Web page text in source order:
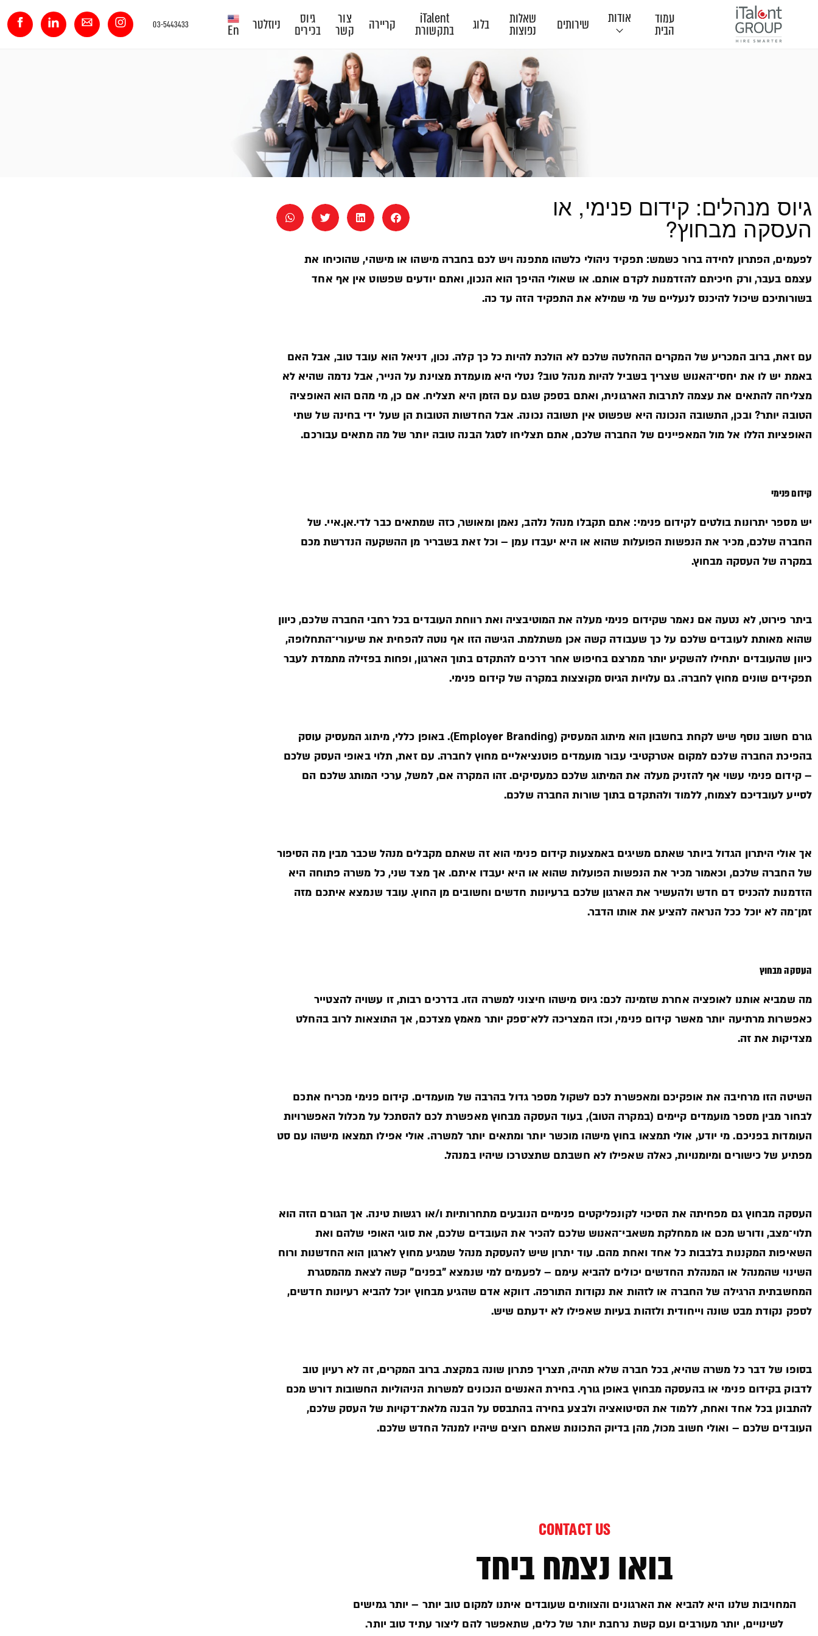
עמוד
הבית
אודות שירותים שאלות
נפוצות בלוג iTalent
בתקשורת קריירה צור
קשר
גיוס
בכירים ניוזלטר En
03-5443433
גיוס מנהלים: קידום פנימי, או
העסקה מבחוץ?
לפעמים, הפתרון לחידה ברור כשמש: תפקיד ניהולי כלשהו מתפנה ויש לכם בחברה מישהו או מישהי, שהוכיחו את
עצמם בעבר, ורק חיכיתם להזדמנות לקדם אותם. או שאולי ההיפך הוא הנכון, ואתם יודעים שפשוט אין אף אחד
בשורותיכם שיכול להיכנס לנעליים של מי שמילא את התפקיד הזה עד כה.
עם זאת, ברוב המכריע של המקרים ההחלטה שלכם לא הולכת להיות כל כך קלה. נכון, דניאל הוא עובד טוב, אבל האם
באמת יש לו את יחסי־האנוש שצריך בשביל להיות מנהל טוב? נטלי היא מועמדת מצוינת על הנייר, אבל נדמה שהיא לא
מצליחה להתאים את עצמה לתרבות הארגונית, ואתם בספק שגם עם הזמן היא תצליח. אם כן, מי מהם הוא האופציה
הטובה יותר? ובכן, התשובה הנכונה היא שפשוט אין תשובה נכונה. אבל החדשות הטובות הן שעל ידי בחינה של שתי
האופציות הללו אל מול המאפיינים של החברה שלכם, אתם תצליחו לסגל הבנה טובה יותר של מה מתאים עבורכם.
קידום פנימי
יש מספר יתרונות בולטים לקידום פנימי: אתם תקבלו מנהל נלהב, נאמן ומאושר, כזה שמתאים כבר לדי.אן.איי. של
החברה שלכם, מכיר את הנפשות הפועלות שהוא או היא יעבדו עמן – וכל זאת בשבריר מן ההשקעה הנדרשת מכם
במקרה של העסקה מבחוץ.
ביתר פירוט, לא נטעה אם נאמר שקידום פנימי מעלה את המוטיבציה ואת רווחת העובדים בכל רחבי החברה שלכם, כיוון
שהוא מאותת לעובדים שלכם על כך שעבודה קשה אכן משתלמת. הגישה הזו אף נוטה להפחית את שיעורי־התחלופה,
כיוון שהעובדים יתחילו להשקיע יותר ממרצם בחיפוש אחר דרכים להתקדם בתוך הארגון, ופחות בפזילה מתמדת לעבר
תפקידים שונים מחוץ לחברה. גם עלויות הגיוס מקוצצות במקרה של קידום פנימי.
גורם חשוב נוסף שיש לקחת בחשבון הוא מיתוג המעסיק (Employer Branding). באופן כללי, מיתוג המעסיק עוסק
בהפיכת החברה שלכם למקום אטרקטיבי עבור מועמדים פוטנציאליים מחוץ לחברה. עם זאת, תלוי באופי העסק שלכם
– קידום פנימי עשוי אף להזניק מעלה את המיתוג שלכם כמעסיקים. זהו המקרה אם, למשל, ערכי המותג שלכם הם
לסייע לעובדיכם לצמוח, ללמוד ולהתקדם בתוך שורות החברה שלכם.
אך אולי היתרון הגדול ביותר שאתם משיגים באמצעות קידום פנימי הוא זה שאתם מקבלים מנהל שכבר מבין מה הסיפור
של החברה שלכם, וכאמור מכיר את הנפשות הפועלות שהוא או היא יעבדו איתם. אך מצד שני, כל משרה פתוחה היא
הזדמנות להכניס דם חדש ולהעשיר את הארגון שלכם ברעיונות חדשים וחשובים מן החוץ. עובד שנמצא איתכם מזה
זמן־מה לא יוכל ככל הנראה להציע את אותו הדבר.
העסקה מבחוץ
מה שמביא אותנו לאופציה אחרת שזמינה לכם: גיוס מישהו חיצוני למשרה הזו. בדרכים רבות, זו עשויה להצטייר
כאפשרות מרתיעה יותר מאשר קידום פנימי, וכזו המצריכה ללא־ספק יותר מאמץ מצדכם, אך התוצאות לרוב בהחלט
מצדיקות את זה.
השיטה הזו מרחיבה את אופקיכם ומאפשרת לכם לשקול מספר גדול בהרבה של מועמדים. קידום פנימי מכריח אתכם
לבחור מבין מספר מועמדים קיימים (במקרה הטוב), בעוד העסקה מבחוץ מאפשרת לכם להסתכל על מכלול האפשרויות
העומדות בפניכם. מי יודע, אולי תמצאו בחוץ מישהו מוכשר יותר ומתאים יותר למשרה. אולי אפילו תמצאו מישהו עם סט
מפתיע של כישורים ומיומנויות, כאלה שאפילו לא חשבתם שתצטרכו שיהיו במנהל.
העסקה מבחוץ גם מפחיתה את הסיכוי לקונפליקטים פנימיים הנובעים מתחרותיות ו/או רגשות טינה. אך הגורם הזה הוא
תלוי־מצב, ודורש מכם או ממחלקת משאבי־האנוש שלכם להכיר את העובדים שלכם, את סוגי האופי שלהם ואת
השאיפות המקננות בלבבות כל אחד ואחת מהם. עוד יתרון שיש להעסקת מנהל שמגיע מחוץ לארגון הוא החדשנות ורוח
השינוי שהמנהל או המנהלת החדשים יכולים להביא עימם – לפעמים למי שנמצא "בפנים" קשה לצאת מהמסגרת
המחשבתית הרגילה של החברה או לזהות את נקודות התורפה. דווקא אדם שהגיע מבחוץ יוכל להביא רעיונות חדשים,
לספק נקודת מבט שונה וייחודית ולזהות בעיות שאפילו לא ידעתם שיש.
בסופו של דבר כל משרה שהיא, בכל חברה שלא תהיה, תצריך פתרון שונה במקצת. ברוב המקרים, זה לא רעיון טוב
לדבוק בקידום פנימי או בהעסקה מבחוץ באופן גורף. בחירת האנשים הנכונים למשרות הניהוליות החשובות דורש מכם
להתבונן בכל אחד ואחת, ללמוד את הסיטואציה ולבצע בחירה בהתבסס על הבנה מלאת־דקויות של העסק שלכם,
העובדים שלכם – ואולי חשוב מכול, מהן בדיוק התכונות שאתם רוצים שיהיו למנהל החדש שלכם.
CONTACT US
בואו נצמח ביחד
המחויבות שלנו היא להביא את הארגונים והצוותים שעובדים איתנו למקום טוב יותר – יותר גמישים
לשינויים, יותר מעורבים ועם קשת נרחבת יותר של כלים, שתאפשר להם ליצור עתיד טוב יותר.